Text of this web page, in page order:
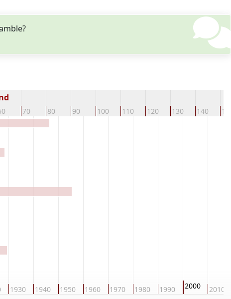
70 80 90 100 110 120 130 140
1930 1940 1950 1960 1970 1980 1990 2000 2010